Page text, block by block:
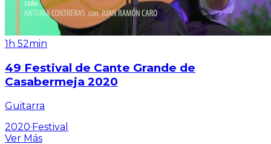
1h 52min
49 Festival de Cante Grande de
Casabermeja 2020
Guitarra
2020·Festival
Ver Más